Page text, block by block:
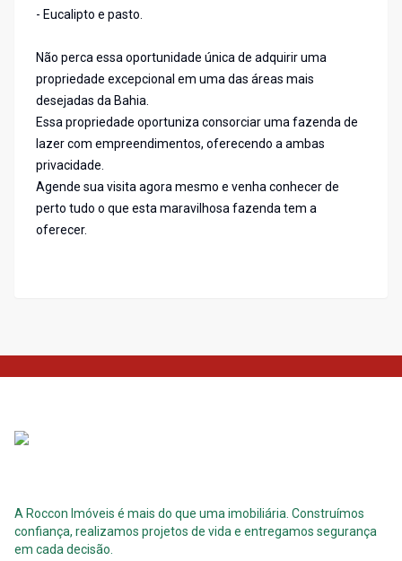
- Eucalipto e pasto.
Não perca essa oportunidade única de adquirir uma
propriedade excepcional em uma das áreas mais
desejadas da Bahia.
Essa propriedade oportuniza consorciar uma fazenda de
lazer com empreendimentos, oferecendo a ambas
privacidade.
Agende sua visita agora mesmo e venha conhecer de
perto tudo o que esta maravilhosa fazenda tem a
oferecer.
A Roccon Imóveis é mais do que uma imobiliária. Construímos
confiança, realizamos projetos de vida e entregamos segurança
em cada decisão.